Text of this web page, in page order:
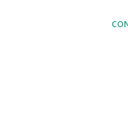
tunisien au